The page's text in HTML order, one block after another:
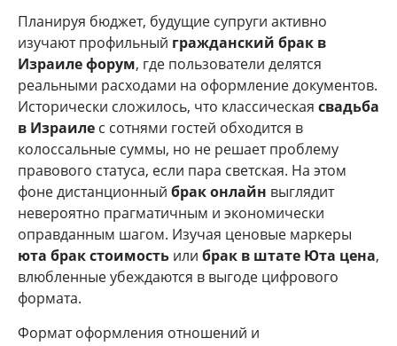
Планируя бюджет, будущие супруги активно
изучают профильный гражданский брак в
Израиле форум, где пользователи делятся
реальными расходами на оформление документов.
Исторически сложилось, что классическая свадьба
в Израиле с сотнями гостей обходится в
колоссальные суммы, но не решает проблему
правового статуса, если пара светская. На этом
фоне дистанционный брак онлайн выглядит
невероятно прагматичным и экономически
оправданным шагом. Изучая ценовые маркеры
юта брак стоимость или брак в штате Юта цена,
влюбленные убеждаются в выгоде цифрового
формата.
Формат оформления отношений и